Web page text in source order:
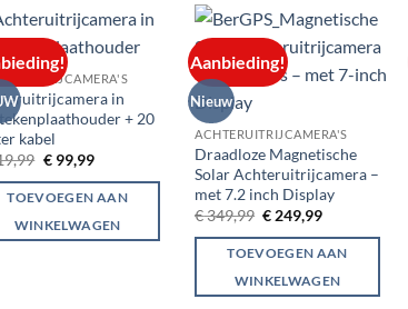
wishlist
in
+ 20
kabel
Oorspronkelijke
was:
€ 119,99.
€99,99Huidige
is:
€ 99,99.
TOEVOEGEN AAN
WINKELWAGEN
Aanbieding!
Nieuw
wishlist
ACHTERUITRIJCAMERA'S
Draadloze Magnetische
Solar Achteruitrijcamera –
met 7.2 inch Display
€349,99 Oorspronkelijke
was:
€ 349,99.
€ 249,99Huidige
is:
€ 249,99.
TOEVOEGEN AAN
WINKELWAGEN